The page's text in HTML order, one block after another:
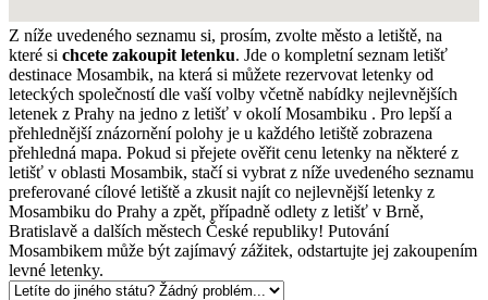
Z níže uvedeného seznamu si, prosím, zvolte město a letiště, na
které si chcete zakoupit letenku. Jde o kompletní seznam letišť
destinace Mosambik, na která si můžete rezervovat letenky od
leteckých společností dle vaší volby včetně nabídky nejlevnějších
letenek z Prahy na jedno z letišť v okolí Mosambiku . Pro lepší a
přehlednější znázornění polohy je u každého letiště zobrazena
přehledná mapa. Pokud si přejete ověřit cenu letenky na některé z
letišť v oblasti Mosambik, stačí si vybrat z níže uvedeného seznamu
preferované cílové letiště a zkusit najít co nejlevnější letenky z
Mosambiku do Prahy a zpět, případně odlety z letišť v Brně,
Bratislavě a dalších městech České republiky! Putování
Mosambikem může být zajímavý zážitek, odstartujte jej zakoupením
levné letenky.